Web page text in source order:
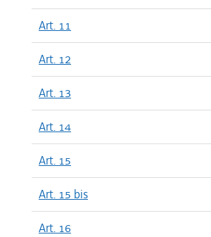
Art. 11
Art. 12
Art. 13
Art. 14
Art. 15
Art. 15 bis
Art. 16